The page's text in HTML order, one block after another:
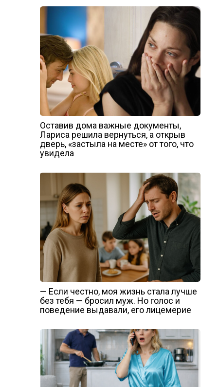
Оставив дома важные документы,
Лариса решила вернуться, а открыв
дверь, «застыла на месте» от того, что
увидела
— Если честно, моя жизнь стала лучше
без тебя — бросил муж. Но голос и
поведение выдавали, его лицемерие